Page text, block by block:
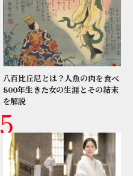
八百比丘尼とは？人魚の肉を食べ
800年生きた女の生涯とその結末
を解説